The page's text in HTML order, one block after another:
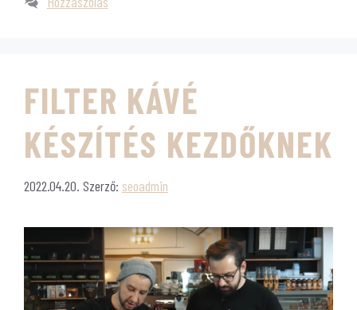
Hozzászólás
FILTER KÁVÉ
KÉSZÍTÉS KEZDŐKNEK
2022.04.20. Szerző: seoadmin